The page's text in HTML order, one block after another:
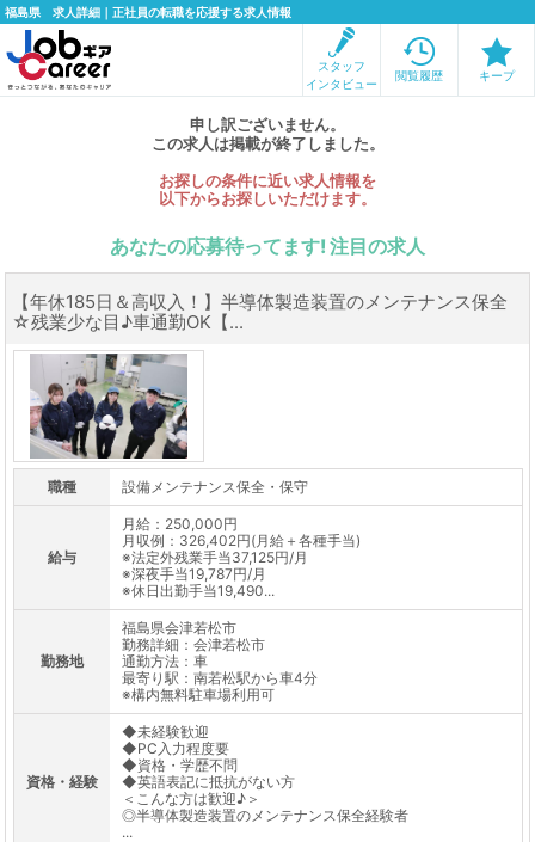
福島県 求人詳細｜正社員の転職を応援する求人情報
スタッフ
インタビュー
閲覧履歴 キープ
申し訳ございません。
この求人は掲載が終了しました。
お探しの条件に近い求人情報を
以下からお探しいただけます。
あなたの応募待ってます! 注目の求人
【年休185日＆高収入！】半導体製造装置のメンテナンス保全
☆残業少な目♪車通勤OK【...
職種 設備メンテナンス保全・保守
給与
月給：250,000円
月収例：326,402円(月給＋各種手当)
※法定外残業手当37,125円/月
※深夜手当19,787円/月
※休日出勤手当19,490...
勤務地
福島県会津若松市
勤務詳細：会津若松市
通勤方法：車
最寄り駅：南若松駅から車4分
※構内無料駐車場利用可
資格・経験
◆未経験歓迎
◆PC入力程度要
◆資格・学歴不問
◆英語表記に抵抗がない方
＜こんな方は歓迎♪＞
◎半導体製造装置のメンテナンス保全経験者
...